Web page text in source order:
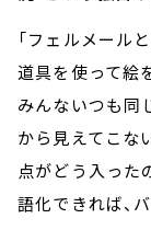
「フェルメール
道具を使って絵
みんないつも同
から見えてこな
点がどう入った
語化できれば、